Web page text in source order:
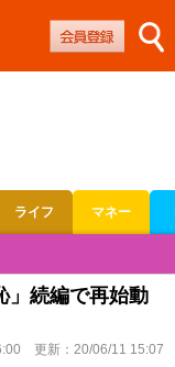
ライフ マネー
」続編で再始動
更新： 20/06/11 15:07